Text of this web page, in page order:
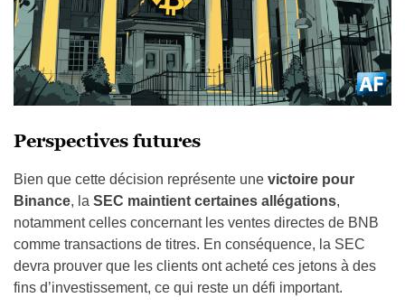
Perspectives futures
Bien que cette décision représente une victoire pour
Binance, la SEC maintient certaines allégations,
notamment celles concernant les ventes directes de BNB
comme transactions de titres. En conséquence, la SEC
devra prouver que les clients ont acheté ces jetons à des
fins d’investissement, ce qui reste un défi important.